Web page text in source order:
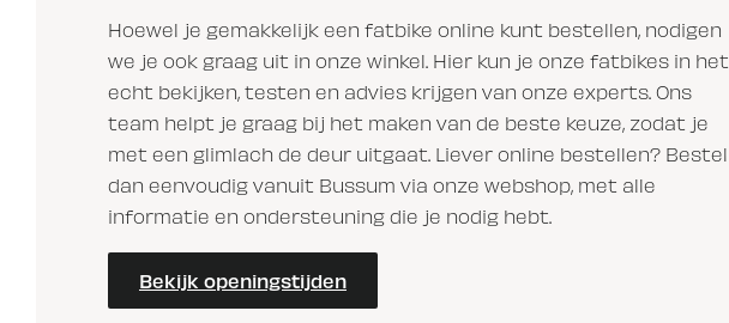
Hoewel je gemakkelijk een fatbike online kunt bestellen, nodigen
we je ook graag uit in onze winkel. Hier kun je onze fatbikes in het
echt bekijken, testen en advies krijgen van onze experts. Ons
team helpt je graag bij het maken van de beste keuze, zodat je
met een glimlach de deur uitgaat. Liever online bestellen? Bestel
dan eenvoudig vanuit Bussum via onze webshop, met alle
informatie en ondersteuning die je nodig hebt.
Bekijk openingstijden